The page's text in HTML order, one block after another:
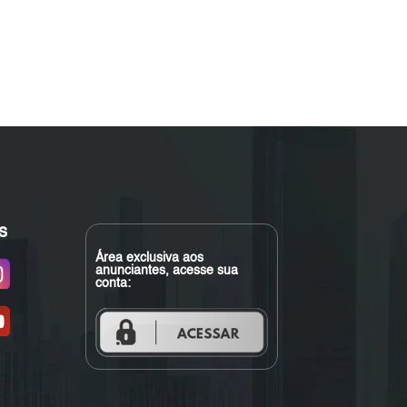
Área exclusiva aos
anunciantes, acesse sua
conta: